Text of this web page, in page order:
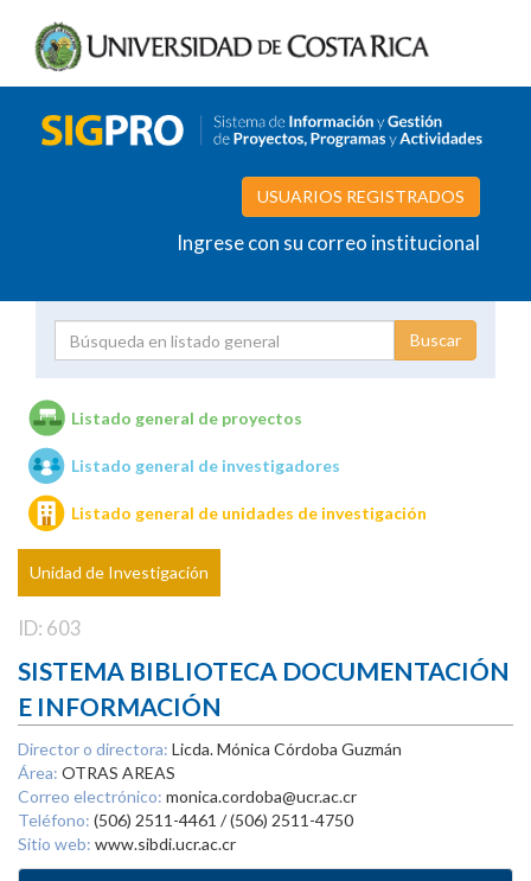
USUARIOS REGISTRADOS
Ingrese con su correo institucional
Unidades de investigación
Listado general de proyectos
Listado general de investigadores
Listado general de unidades de investigación
Unidad de Investigación
ID: 603
SISTEMA BIBLIOTECA DOCUMENTACIÓN
E INFORMACIÓN
Director o directora: Licda. Mónica Córdoba Guzmán
Área: OTRAS AREAS
Correo electrónico: monica.cordoba@ucr.ac.cr
Teléfono: (506) 2511-4461 / (506) 2511-4750
Sitio web: www.sibdi.ucr.ac.cr